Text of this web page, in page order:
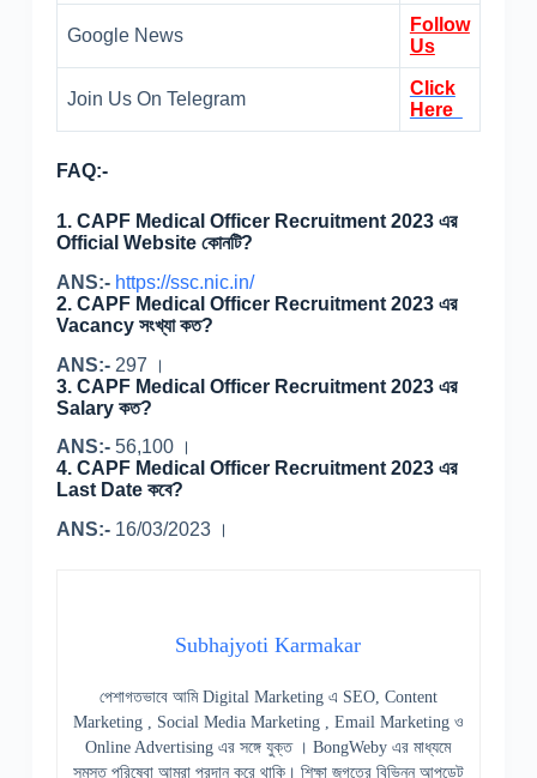
Google News
Follow
Us
Join Us On Telegram
Click
Here
FAQ:-
1. CAPF Medical Officer Recruitment 2023 এর
Official Website কোনটি?
ANS:- https://ssc.nic.in/
2. CAPF Medical Officer Recruitment 2023 এর
Vacancy সংখ্যা কত?
ANS:-297 ।
3. CAPF Medical Officer Recruitment 2023 এর
Salary কত?
ANS:-56,100 ।
4. CAPF Medical Officer Recruitment 2023 এর
Last Date কবে?
ANS:-16/03/2023 ।
Subhajyoti Karmakar
পেশাগতভাবে আমি Digital Marketing এ SEO, Content
Marketing , Social Media Marketing , Email Marketing ও
Online Advertising এর সঙ্গে যুক্ত । BongWeby এর মাধ্যমে
সমস্ত পরিষেবা আমরা প্রদান করে থাকি। শিক্ষা জগতের বিভিন্ন আপডেট